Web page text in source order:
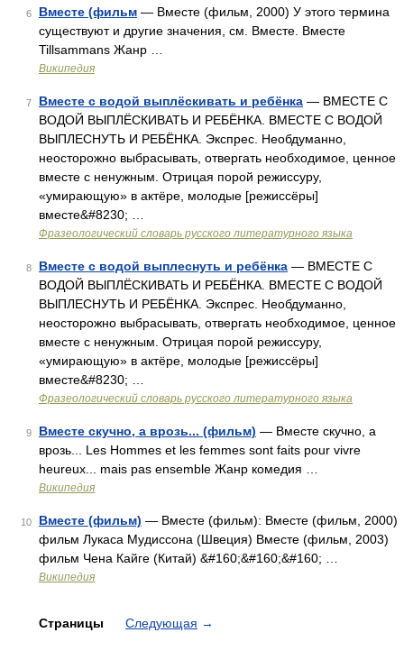
6 Вместе (фильм — Вместе (фильм, 2000) У этого термина
существуют и другие значения, см. Вместе. Вместе
Tillsammans Жанр …
Википедия
7 Вместе с водой выплёскивать и ребёнка — ВМЕСТЕ С
ВОДОЙ ВЫПЛЁСКИВАТЬ И РЕБЁНКА. ВМЕСТЕ С ВОДОЙ
ВЫПЛЕСНУТЬ И РЕБЁНКА. Экспрес. Необдуманно,
неосторожно выбрасывать, отвергать необходимое, ценное
вместе с ненужным. Отрицая порой режиссуру,
«умирающую» в актёре, молодые [режиссёры]
вместе&#8230; …
Фразеологический словарь русского литературного языка
8 Вместе с водой выплеснуть и ребёнка — ВМЕСТЕ С
ВОДОЙ ВЫПЛЁСКИВАТЬ И РЕБЁНКА. ВМЕСТЕ С ВОДОЙ
ВЫПЛЕСНУТЬ И РЕБЁНКА. Экспрес. Необдуманно,
неосторожно выбрасывать, отвергать необходимое, ценное
вместе с ненужным. Отрицая порой режиссуру,
«умирающую» в актёре, молодые [режиссёры]
вместе&#8230; …
Фразеологический словарь русского литературного языка
9 Вместе скучно, а врозь... (фильм) — Вместе скучно, а
врозь... Les Hommes et les femmes sont faits pour vivre
heureux... mais pas ensemble Жанр комедия …
Википедия
10 Вместе (фильм) — Вместе (фильм): Вместе (фильм, 2000)
фильм Лукаса Мудиссона (Швеция) Вместе (фильм, 2003)
фильм Чена Кайге (Китай) &#160;&#160;&#160; …
Википедия
Страницы Следующая →